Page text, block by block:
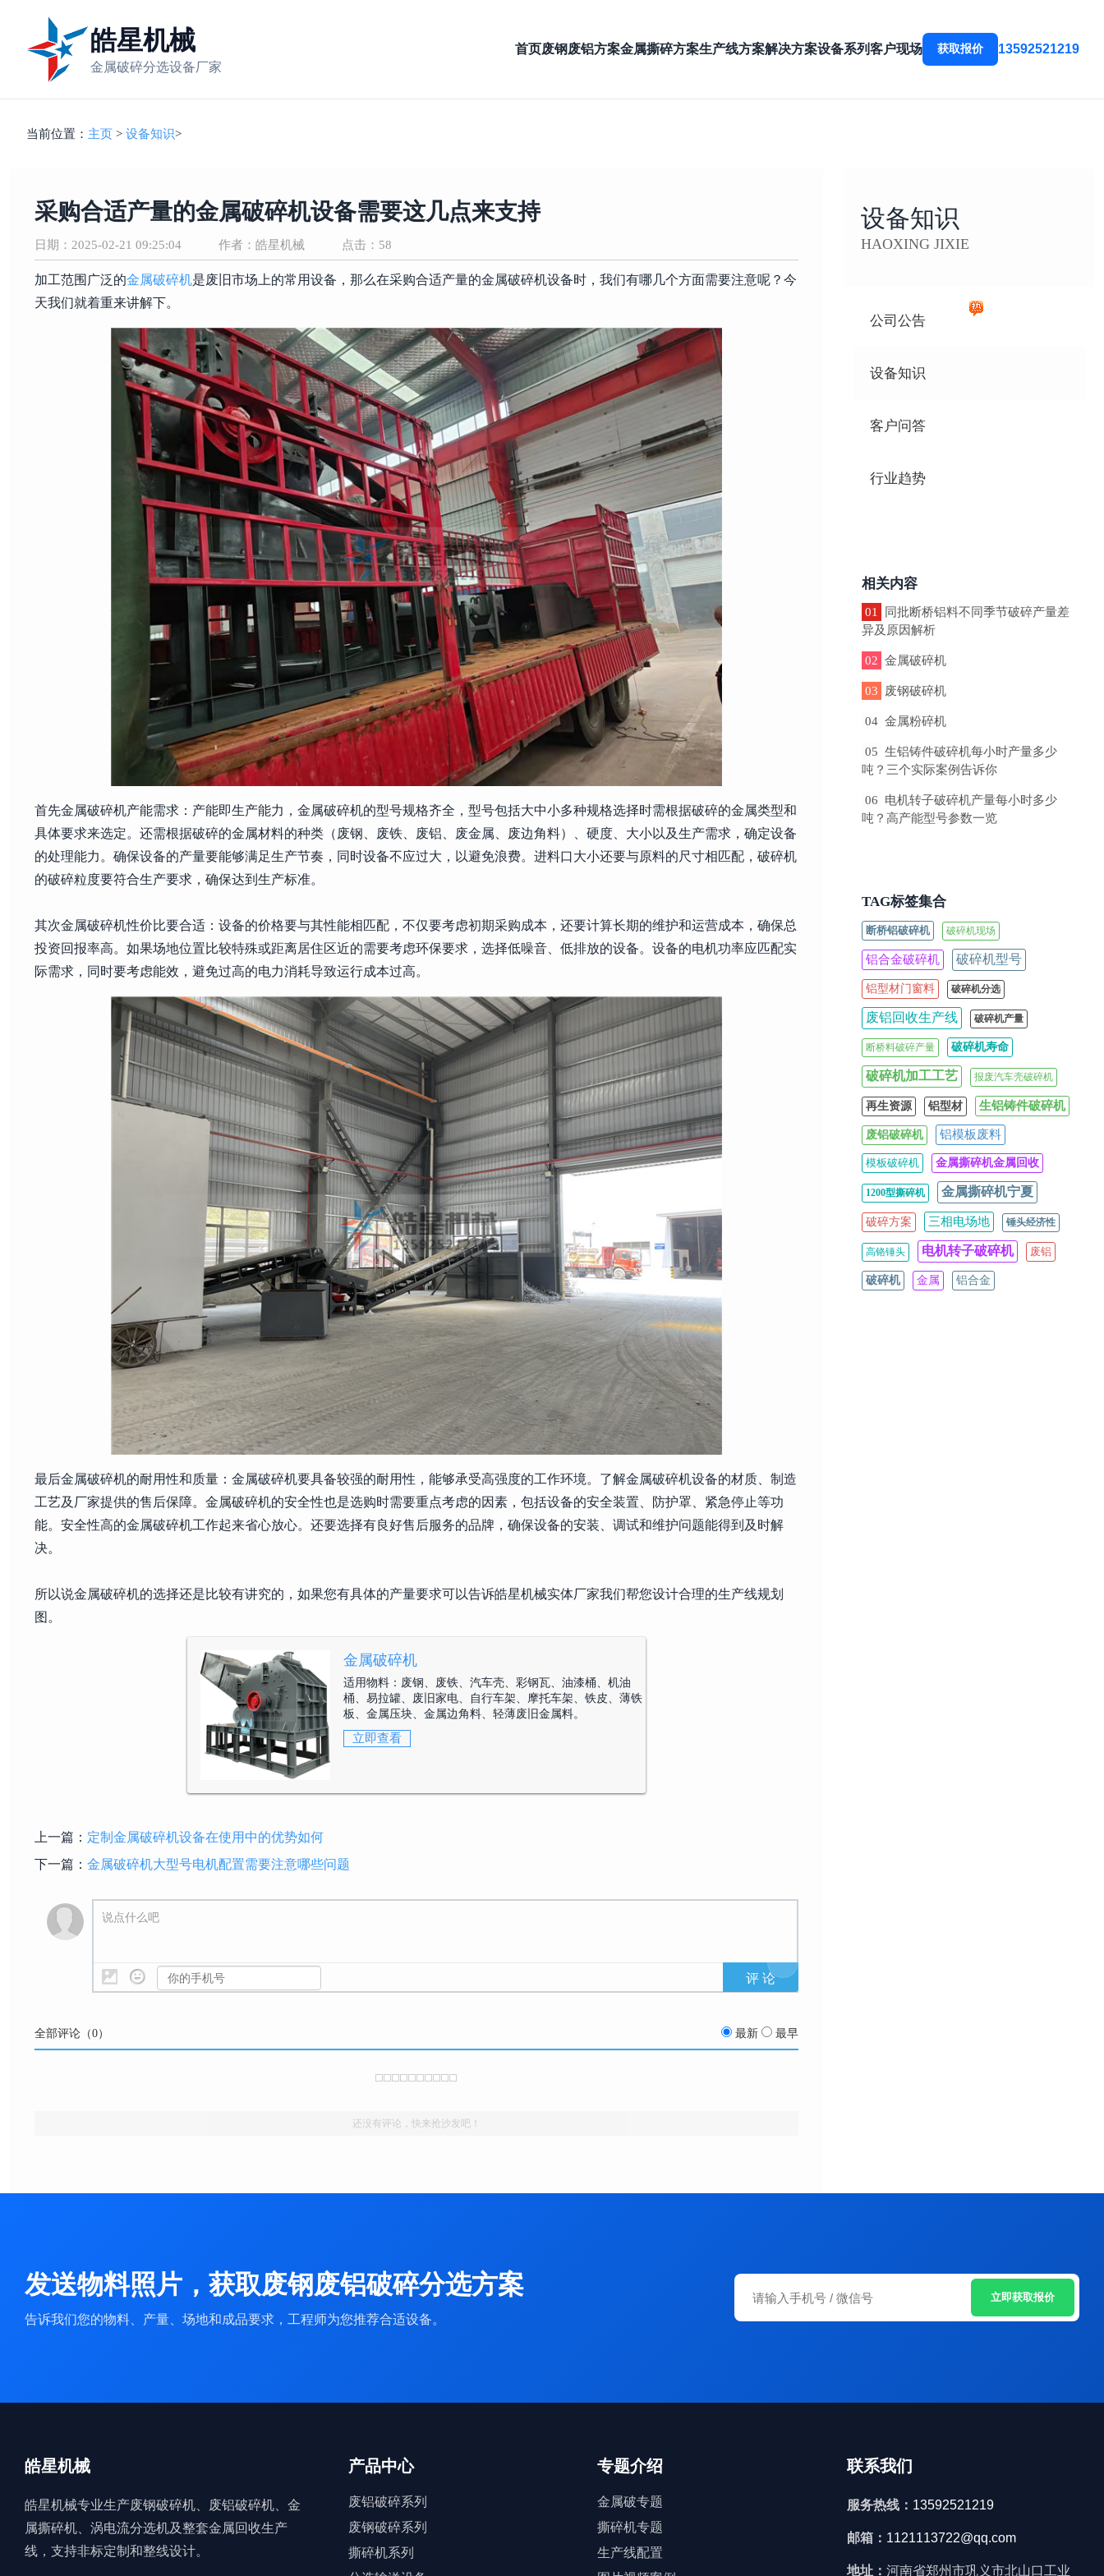
皓星机械
金属破碎分选设备厂家
首页废钢废铝方案金属撕碎方案生产线方案解决方案设备系列客户现场 获取报价 13592521219
当前位置： 主页 > 设备知识>
采购合适产量的金属破碎机设备需要这几点来支持
日期：2025-02-21 09:25:04 作者：皓星机械 点击：58
加工范围广泛的金属破碎机是废旧市场上的常用设备，那么在采购合适产量的金属破碎机设备时，我们有哪几个方面需要注意呢？今
天我们就着重来讲解下。
首先金属破碎机产能需求：产能即生产能力，金属破碎机的型号规格齐全，型号包括大中小多种规格选择时需根据破碎的金属类型和
具体要求来选定。还需根据破碎的金属材料的种类（废钢、废铁、废铝、废金属、废边角料）、硬度、大小以及生产需求，确定设备
的处理能力。确保设备的产量要能够满足生产节奏，同时设备不应过大，以避免浪费。进料口大小还要与原料的尺寸相匹配，破碎机
的破碎粒度要符合生产要求，确保达到生产标准。
其次金属破碎机性价比要合适：设备的价格要与其性能相匹配，不仅要考虑初期采购成本，还要计算长期的维护和运营成本，确保总
投资回报率高。如果场地位置比较特殊或距离居住区近的需要考虑环保要求，选择低噪音、低排放的设备。设备的电机功率应匹配实
际需求，同时要考虑能效，避免过高的电力消耗导致运行成本过高。
最后金属破碎机的耐用性和质量：金属破碎机要具备较强的耐用性，能够承受高强度的工作环境。了解金属破碎机设备的材质、制造
工艺及厂家提供的售后保障。金属破碎机的安全性也是选购时需要重点考虑的因素，包括设备的安全装置、防护罩、紧急停止等功
能。安全性高的金属破碎机工作起来省心放心。还要选择有良好售后服务的品牌，确保设备的安装、调试和维护问题能得到及时解
决。
所以说金属破碎机的选择还是比较有讲究的，如果您有具体的产量要求可以告诉皓星机械实体厂家我们帮您设计合理的生产线规划
图。
金属破碎机
适用物料： 废钢、废铁、汽车壳、彩钢瓦、油漆桶、机油
桶、易拉罐、废旧家电、自行车架、摩托车架、铁皮、薄铁
板、金属压块、金属边角料、轻薄废旧金属料。
立即查看
上一篇： 定制金属破碎机设备在使用中的优势如何
下一篇： 金属破碎机大型号电机配置需要注意哪些问题
说点什么吧
全部评论（0） 最新 最早
还没有评论，快来抢沙发吧！
设备知识
HAOXING JIXIE
公司公告
设备知识
客户问答
行业趋势
相关内容
01
同批断桥铝料不同季节破碎产量差
异及原因解析
02 金属破碎机
03 废钢破碎机
04 金属粉碎机
05 生铝铸件破碎机每小时产量多少
吨？三个实际案例告诉你
06
电机转子破碎机产量每小时多少
吨？高产能型号参数一览
TAG标签集合
断桥铝破碎机 破碎机现场
铝合金破碎机 破碎机型号
铝型材门窗料 破碎机分选
废铝回收生产线 破碎机产量
断桥料破碎产量 破碎机寿命
破碎机加工工艺 报废汽车壳破碎机
再生资源 铝型材 生铝铸件破碎机
废铝破碎机 铝模板废料
模板破碎机 金属撕碎机金属回收
1200型撕碎机 金属撕碎机宁夏
破碎方案 三相电场地 锤头经济性
高铬锤头 电机转子破碎机 废铝
破碎机 金属 铝合金
发送物料照片，获取废钢废铝破碎分选方案
告诉我们您的物料、产量、场地和成品要求，工程师为您推荐合适设备。
立即获取报价
皓星机械
皓星机械专业生产废钢破碎机、废铝破碎机、金
属撕碎机、涡电流分选机及整套金属回收生产
线，支持非标定制和整线设计。
产品中心
废铝破碎系列
废钢破碎系列
撕碎机系列
专题介绍
金属破专题
撕碎机专题
生产线配置
联系我们
服务热线： 13592521219
邮箱： 1121113722@qq.com
地址： 河南省郑州市巩义市北山口工业